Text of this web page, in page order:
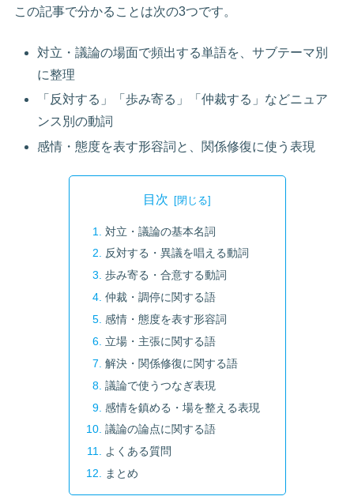
この記事で分かることは次の3つです。
対立・議論の場面で頻出する単語を、サブテーマ別
に整理
「反対する」「歩み寄る」「仲裁する」などニュア
ンス別の動詞
感情・態度を表す形容詞と、関係修復に使う表現
目次
対立・議論の基本名詞
反対する・異議を唱える動詞
歩み寄る・合意する動詞
仲裁・調停に関する語
感情・態度を表す形容詞
立場・主張に関する語
解決・関係修復に関する語
議論で使うつなぎ表現
感情を鎮める・場を整える表現
議論の論点に関する語
よくある質問
まとめ